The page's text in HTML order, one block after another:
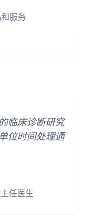
服务
临床诊断研究
位时间处理通
任医生